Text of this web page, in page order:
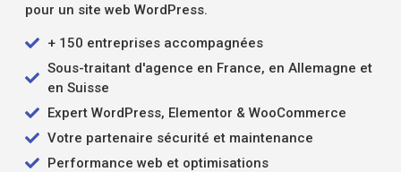
pour un site web WordPress.
+ 150 entreprises accompagnées
Sous-traitant d'agence en France, en Allemagne et
en Suisse
Expert WordPress, Elementor & WooCommerce
Votre partenaire sécurité et maintenance
Performance web et optimisations